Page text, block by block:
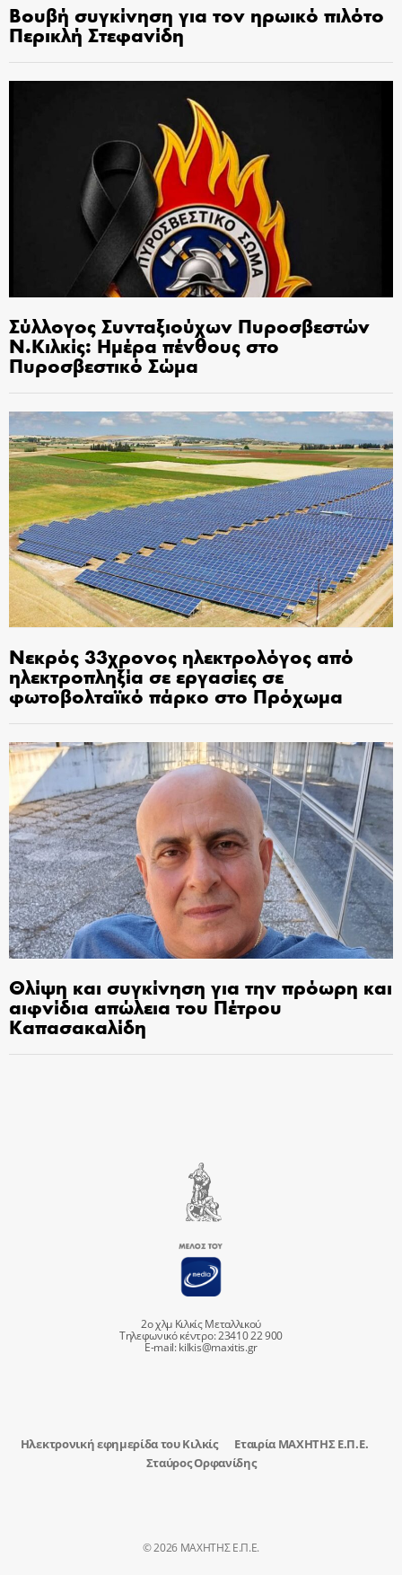
Βουβή συγκίνηση για τον ηρωικό πιλότο
Περικλή Στεφανίδη
Σύλλογος Συνταξιούχων Πυροσβεστών
Ν.Κιλκίς: Ημέρα πένθους στο
Πυροσβεστικό Σώμα
Νεκρός 33χρονος ηλεκτρολόγος από
ηλεκτροπληξία σε εργασίες σε
φωτοβολταϊκό πάρκο στο Πρόχωμα
Θλίψη και συγκίνηση για την πρόωρη και
αιφνίδια απώλεια του Πέτρου
Καπασακαλίδη
2ο χλμ Κιλκίς Μεταλλικού
Τηλεφωνικό κέντρο: 23410 22 900
E-mail:kilkis@maxitis.gr
Ηλεκτρονική εφημερίδα του Κιλκίς
Εταιρία ΜΑΧΗΤΗΣ Ε.Π.Ε.
Σταύρος Ορφανίδης
© 2026 ΜΑΧΗΤΗΣ Ε.Π.Ε.